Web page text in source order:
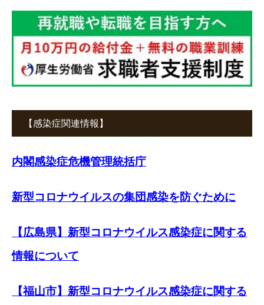
【感染症関連情報】
内閣感染症危機管理統括庁
新型コロナウイルスの集団感染を防ぐために
【広島県】新型コロナウイルス感染症に関する
情報について
【福山市】新型コロナウイルス感染症に関する